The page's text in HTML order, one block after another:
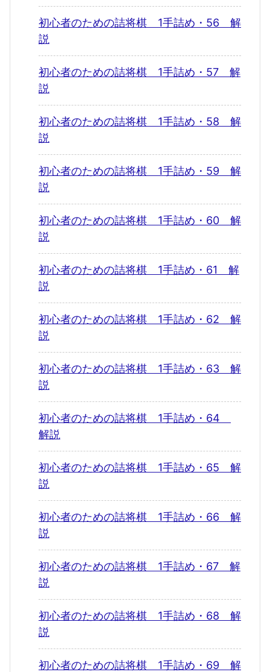
初心者のための詰将棋 1手詰め・56 解
説
初心者のための詰将棋 1手詰め・57 解
説
初心者のための詰将棋 1手詰め・58 解
説
初心者のための詰将棋 1手詰め・59 解
説
初心者のための詰将棋 1手詰め・60 解
説
初心者のための詰将棋 1手詰め・61 解
説
初心者のための詰将棋 1手詰め・62 解
説
初心者のための詰将棋 1手詰め・63 解
説
初心者のための詰将棋 1手詰め・64
解説
初心者のための詰将棋 1手詰め・65 解
説
初心者のための詰将棋 1手詰め・66 解
説
初心者のための詰将棋 1手詰め・67 解
説
初心者のための詰将棋 1手詰め・68 解
説
初心者のための詰将棋 1手詰め・69 解